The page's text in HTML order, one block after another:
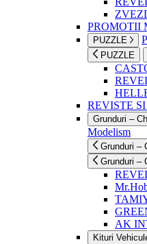
PROMOTII
PUZZLE
PUZZLE
REVISTE
Grunduri –
Modelism
Grunduri –
Grunduri –
AK
Kituri